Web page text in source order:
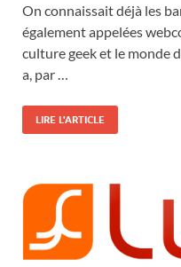
On connaissait déjà les
également appelées
culture geek et le monde
a, par …
LIRE L'ARTICLE